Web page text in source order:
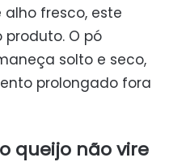
fresco, este
O pó
solto e seco,
prolongado fora
queijo não vire